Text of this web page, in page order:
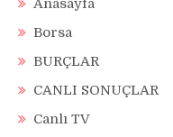
Anasayfa
Borsa
BURÇLAR
CANLI SONUÇLAR
Canlı TV